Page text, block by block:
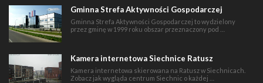
Gminna Strefa Aktywności Gospodarczej
Gminna Strefa Aktywności Gospodarczej to wydzielony
przez gminę w 1999 roku obszar przeznaczony pod …
Kamera internetowa Siechnice Ratusz
Kamera internetowa skierowana na Ratusz w Siechnicach.
Zobacz jak wygląda centrum Siechnic o każdej …